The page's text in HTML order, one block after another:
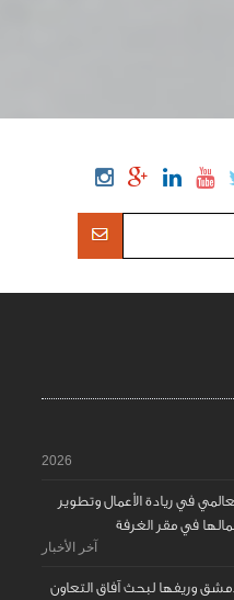
2026
في ريادة الأعمال وتطوير
في مقر الغرفة
آخر الأخبار
وريفها لبحث آفاق التعاون